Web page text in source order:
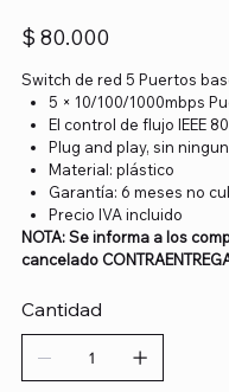
Precio
$ 80.000
Switch de red 5 Puertos
5 × 10/100/1000mbps
El control de flujo IEEE
Plug and play, sin
Material: plástico
Garantía: 6 meses no
Precio IVA incluido
NOTA: Se informa a los
cancelado
Cantidad